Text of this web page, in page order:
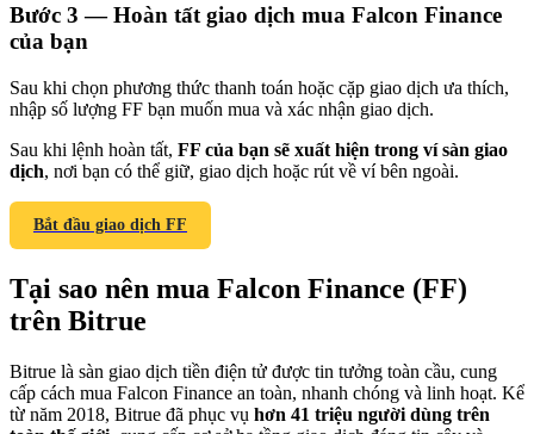
Giới thiệu
Deposit CASHCAT & Win
Deposit CASHCAT & Win
Bước 3 —Hoàn tất giao dịch mua Falcon Finance
của bạn
Sau khi chọn phương thức thanh toán hoặc cặp giao dịch ưa thích,
nhập số lượng FF bạn muốn mua và xác nhận giao dịch.
Sau khi lệnh hoàn tất, FF của bạn sẽ xuất hiện trong ví sàn giao
dịch, nơi bạn có thể giữ, giao dịch hoặc rút về ví bên ngoài.
Bắt đầu giao dịch FF
Tại sao nên mua Falcon Finance (FF)
trên Bitrue
Bitrue là sàn giao dịch tiền điện tử được tin tưởng toàn cầu, cung
cấp cách mua Falcon Finance an toàn, nhanh chóng và linh hoạt. Kể
từ năm 2018, Bitrue đã phục vụ hơn 41 triệu người dùng trên